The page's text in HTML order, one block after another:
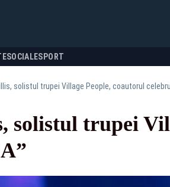
SOCIALESPORT
solistul trupei Village People, coautorul
trupei